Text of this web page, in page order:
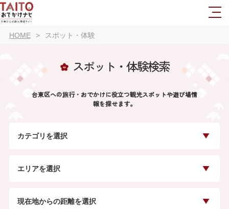
HOME スポット・体験
スポット・体験検索
台東区への旅行・おでかけに役立つ観光スポットや遊び場情
報を探せます。
カテゴリを選択
エリアを選択
現在地からの距離を選択